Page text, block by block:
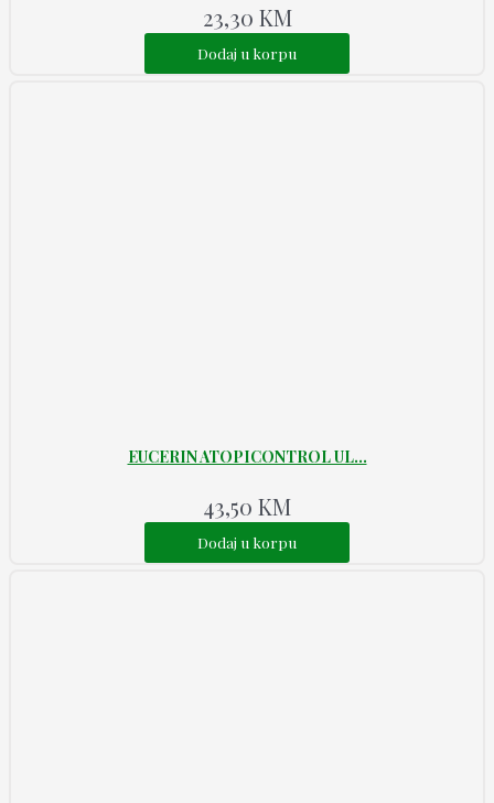
23,30 KM
Dodaj u korpu
EUCERIN ATOPICONTROL UL...
43,50 KM
Dodaj u korpu